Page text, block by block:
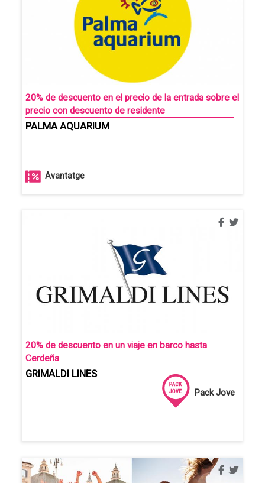
20% de descuento en el precio de la entrada sobre el
precio con descuento de residente
PALMA AQUARIUM
Avantatge
Pack Jove
20% de descuento en un viaje en barco hasta
Cerdeña
GRIMALDI LINES